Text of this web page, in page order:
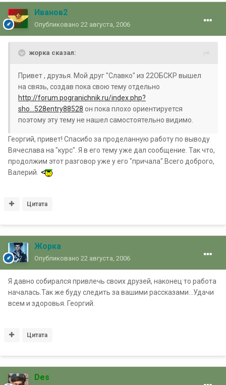
Иванов2
Опубликовано 22 августа, 2006
жорка сказал:
Привет , друзья. Мой друг "Славко" из 22ОБСКР вышел
на связь, создав пока свою тему отдельно
http://forum.pogranichnik.ru/index.php?
sho...528entry88528 он пока плохо ориентируется
поэтому эту тему не нашел самостоятельно видимо.
Георгий, привет! Спасибо за проделанную работу по выводу
Вячеслава на "курс". Я в его тему уже дал сообщение. Так что,
продолжим этот разговор уже у его "причала".Всего доброго,
Валерий.
Цитата
Жорка
Опубликовано 22 августа, 2006
Я давно собирался привлечь своих друзей, наконец то работа
началась.Так же буду следить за вашими рассказами...Удачи
всем и здоровья. Георгий.
Цитата
Des